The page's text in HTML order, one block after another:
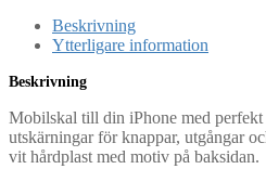
Beskrivning
Ytterligare information
Beskrivning
Mobilskal till din iPhone med perfekt
utskärningar för knappar, utgångar
vit hårdplast med motiv på baksidan.